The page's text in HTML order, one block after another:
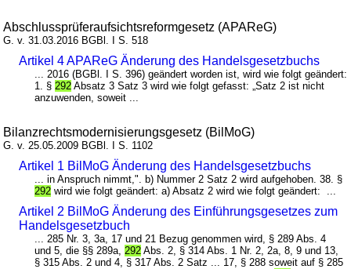
Abschlussprüferaufsichtsreformgesetz (APAReG)
G. v. 31.03.2016 BGBl. I S. 518
Artikel 4 APAReG Änderung des Handelsgesetzbuchs
... 2016 (BGBl. I S. 396) geändert worden ist, wird wie folgt geändert:
1. §292 Absatz 3 Satz 3 wird wie folgt gefasst: „Satz 2 ist nicht
anzuwenden, soweit ...
Bilanzrechtsmodernisierungsgesetz (BilMoG)
G. v. 25.05.2009 BGBl. I S. 1102
Artikel 1 BilMoG Änderung des Handelsgesetzbuchs
... in Anspruch nimmt,". b) Nummer 2 Satz 2 wird aufgehoben. 38. §
292 wird wie folgt geändert: a) Absatz 2 wird wie folgt geändert: ...
Artikel 2 BilMoG Änderung des Einführungsgesetzes zum
Handelsgesetzbuch
... 285 Nr. 3, 3a, 17 und 21 Bezug genommen wird, § 289 Abs. 4
und 5, die §§ 289a,292 Abs. 2, § 314 Abs. 1 Nr. 2, 2a, 8, 9 und 13,
§ 315 Abs. 2 und 4, § 317 Abs. 2 Satz ... 17, § 288 soweit auf § 285